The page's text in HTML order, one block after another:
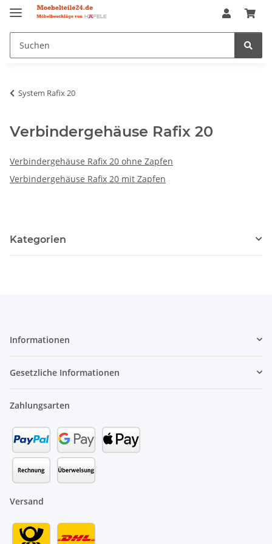
System Rafix 20
Verbindergehäuse Rafix 20
Verbindergehäuse Rafix 20 ohne Zapfen
Verbindergehäuse Rafix 20 mit Zapfen
Kategorien
Informationen
Gesetzliche Informationen
Zahlungsarten
Versand